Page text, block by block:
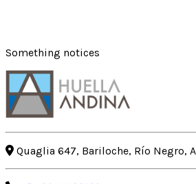
Something notices
Quaglia 647, Bariloche, Río Negro,